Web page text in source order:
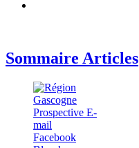
Sommaire Articles